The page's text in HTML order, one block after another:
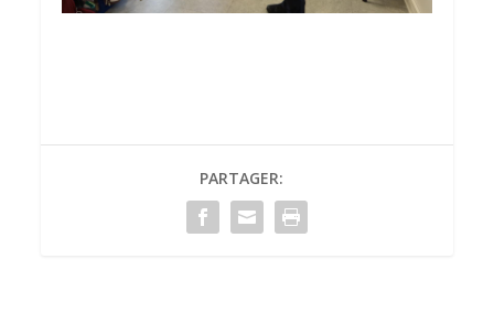
PARTAGER: